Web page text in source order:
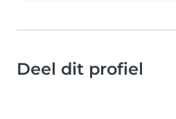
Deel dit profiel